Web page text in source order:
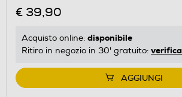
€ 39,90
Acquisto online: disponibile
Ritiro in negozio in 30' gratuito: verifica
AGGIUNGI